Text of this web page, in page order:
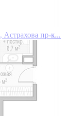
пр-к...